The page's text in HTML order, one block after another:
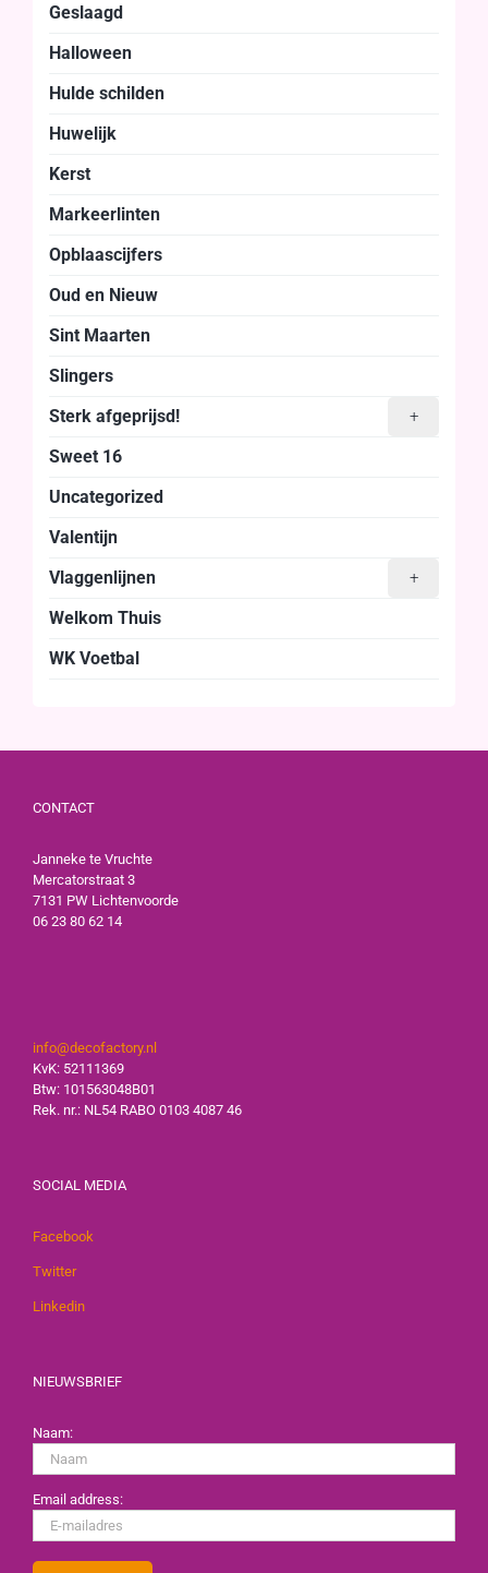
Geslaagd
Halloween
Hulde schilden
Huwelijk
Kerst
Markeerlinten
Opblaascijfers
Oud en Nieuw
Sint Maarten
Slingers
+
Sterk afgeprijsd!
Sweet 16
Uncategorized
Valentijn
+
Vlaggenlijnen
Welkom Thuis
WK Voetbal
CONTACT
Janneke te Vruchte
Mercatorstraat 3
7131 PW Lichtenvoorde
06 23 80 62 14
info@decofactory.nl
KvK: 52111369
Btw: 101563048B01
Rek. nr.: NL54 RABO 0103 4087 46
SOCIAL MEDIA
Facebook
Twitter
Linkedin
NIEUWSBRIEF
Naam:
Email address: